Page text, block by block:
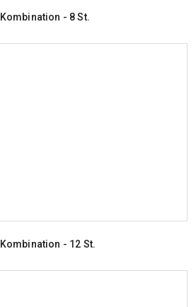
- 8 St.
- 12 St.